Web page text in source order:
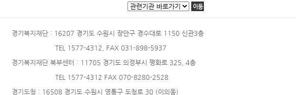
이동
경기복지재단 : 16207 경기도 수원시 장안구 경수대로 1150 신관3층
TEL 1577-4312, FAX 031-898-5937
경기복지재단 북부센터 : 11705 경기도 의정부시 평화로 325, 4층
TEL 1577-4312 FAX 070-8280-2528
경기도청 : 16508 경기도 수원시 영통구 도청로 30 (이의동)